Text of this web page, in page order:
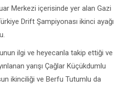
Merkezi içerisinde yer alan Gazi
Drift Şampiyonası ikinci ayağı
ilgi ve heyecanla takip ettiği ve
yarışı Çağlar Küçükdumlu
ikinciliği ve Berfu Tutumlu da